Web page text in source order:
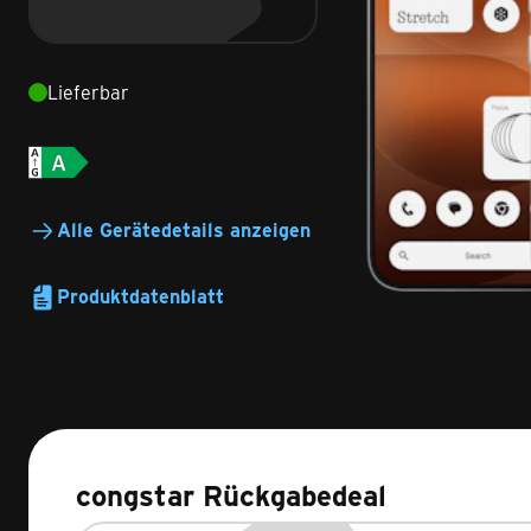
Lieferbar
Alle Gerätedetails anzeigen
Produktdatenblatt
congstar Rückgabedeal